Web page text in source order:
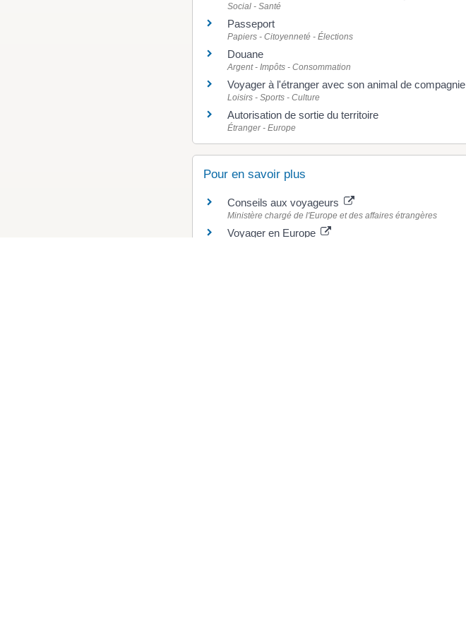
Social - Santé
Passeport
Papiers - Citoyenneté - Élections
Douane
Argent - Impôts - Consommation
Voyager à l'étranger avec son animal de compagnie
Loisirs - Sports - Culture
Autorisation de sortie du territoire
Étranger - Europe
Pour en savoir plus
Conseils aux voyageurs
Ministère chargé de l'Europe et des affaires étrangères
Voyager en Europe